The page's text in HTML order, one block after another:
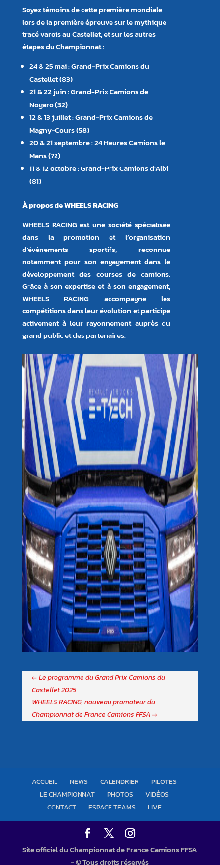
Soyez témoins de cette première mondiale
lors de la première épreuve sur le mythique
tracé varois au Castellet, et sur les autres
étapes du Championnat :
24 & 25 mai : Grand-Prix Camions du
Castellet (83)
21 & 22 juin : Grand-Prix Camions de
Nogaro (32)
12 & 13 juillet : Grand-Prix Camions de
Magny-Cours (58)
20 & 21 septembre : 24 Heures Camions le
Mans (72)
11 & 12 octobre : Grand-Prix Camions d’Albi
(81)
À propos de WHEELS RACING
WHEELS RACING est une société spécialisée
dans la promotion et l’organisation
d’événements sportifs, reconnue
notamment pour son engagement dans le
développement des courses de camions.
Grâce à son expertise et à son engagement,
WHEELS RACING accompagne les
compétitions dans leur évolution et participe
activement à leur rayonnement auprès du
grand public et des partenaires.
←Le programme du Grand Prix Camions du
Castellet 2025
WHEELS RACING, nouveau promoteur du
Championnat de France Camions FFSA→
ACCUEIL NEWS CALENDRIER
PILOTES
LE CHAMPIONNAT
PHOTOS
VIDÉOS
CONTACT
ESPACE TEAMS LIVE
Site officiel du Championnat de France Camions FFSA
- © Tous droits réservés